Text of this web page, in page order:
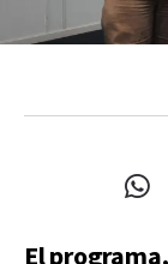
El